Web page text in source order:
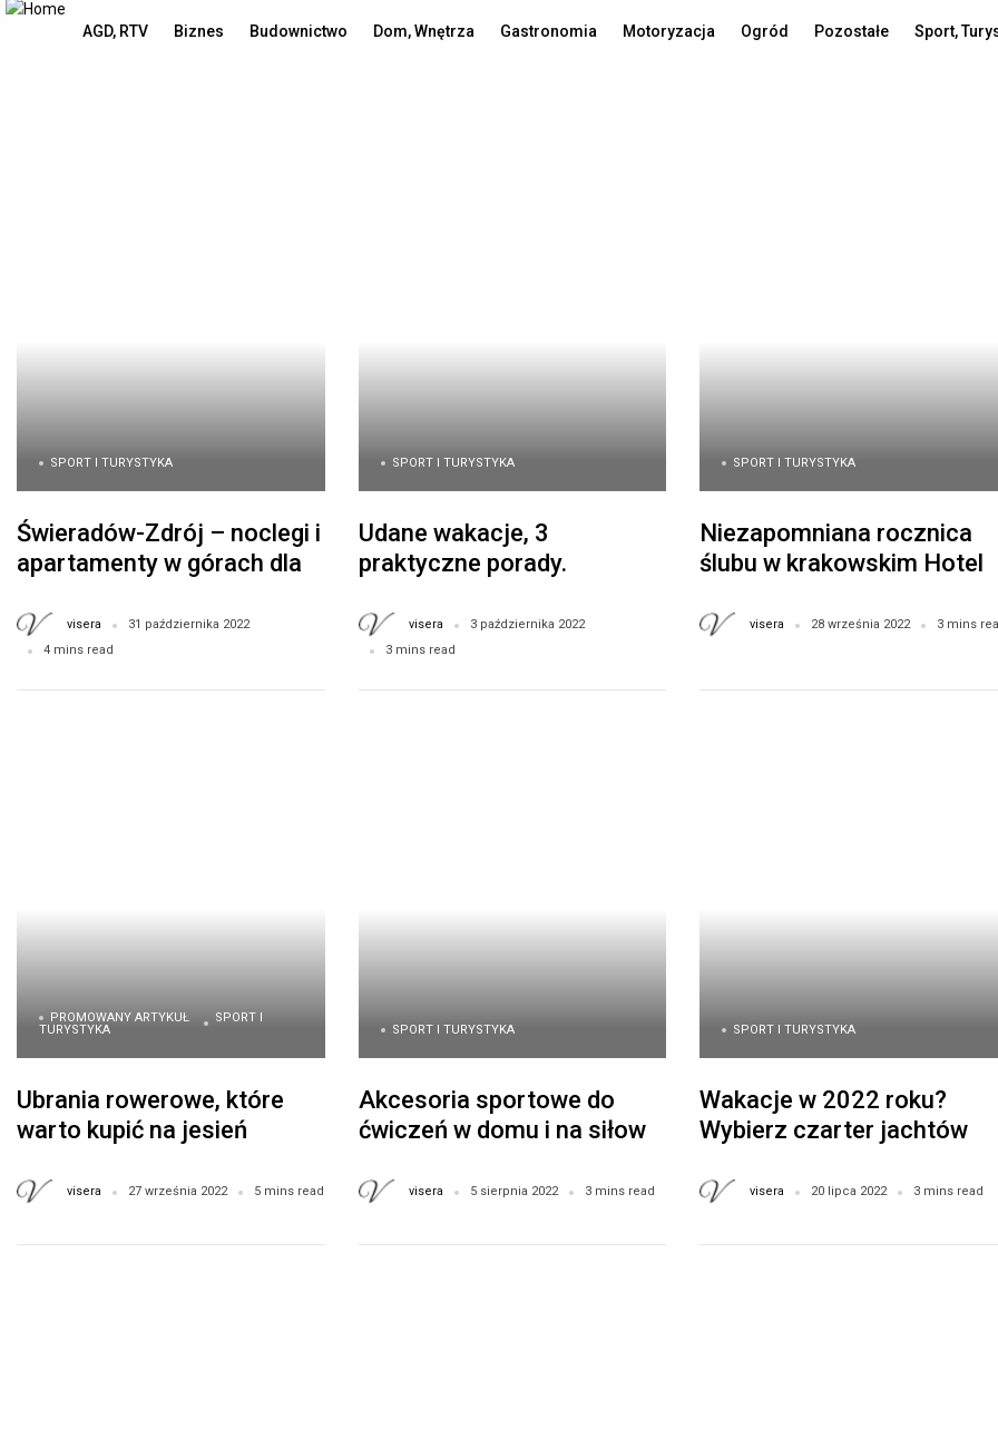
niedziela, 9 sierpnia, 2026
AGD, RTV Biznes Budownictwo Dom, Wnętrza Gastronomia Motoryzacja Ogród Pozostałe Sport,
SPORT I TURYSTYKA
Świeradów-Zdrój – noclegi i
apartamenty w górach dla
visera
31 października 2022
4 mins read
SPORT I TURYSTYKA
Udane wakacje, 3
praktyczne porady.
visera
3 października 2022
3 mins read
SPORT I TURYSTYKA
Niezapomniana rocznica
ślubu w krakowskim Hotelu
visera 28 września 2022 3 mins
PROMOWANY ARTYKUŁ
SPORT I
TURYSTYKA
Ubrania rowerowe, które
warto kupić na jesień
visera 27 września 2022 5 mins read
SPORT I TURYSTYKA
Akcesoria sportowe do
ćwiczeń w domu i na siłowni
visera 5 sierpnia 2022 3 mins read
SPORT I TURYSTYKA
Wakacje w 2022 roku?
Wybierz czarter jachtów
visera 20 lipca 2022 3 mins read